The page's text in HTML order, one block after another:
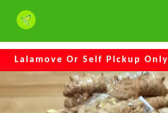
Lalamove Or Self Pickup Only